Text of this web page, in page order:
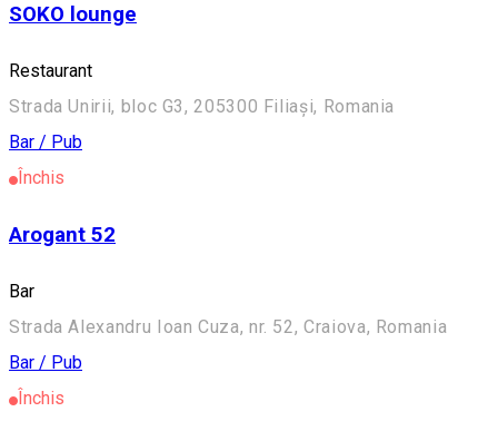
SOKO lounge
Restaurant
Strada Unirii, bloc G3, 205300 Filiași, Romania
Bar / Pub
Închis
Arogant 52
Bar
Strada Alexandru Ioan Cuza, nr. 52, Craiova, Romania
Bar / Pub
Închis